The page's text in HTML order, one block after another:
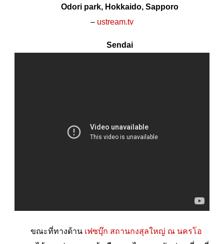
Odori park, Hokkaido, Sapporo
– ustream.tv
Sendai
ขณะที่ทางด้าน เฟซบุ๊ก สถานกงสุลใหญ่ ณ นครโอ